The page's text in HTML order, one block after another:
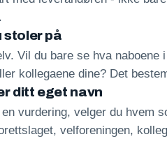
stoler på
Vil du bare se hva naboene i
kollegaene dine? Det
ditt eget navn
vurdering, velger du hvem
velforeningen,